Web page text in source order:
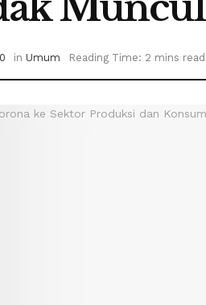
in Umum Reading Time: 2 mins read